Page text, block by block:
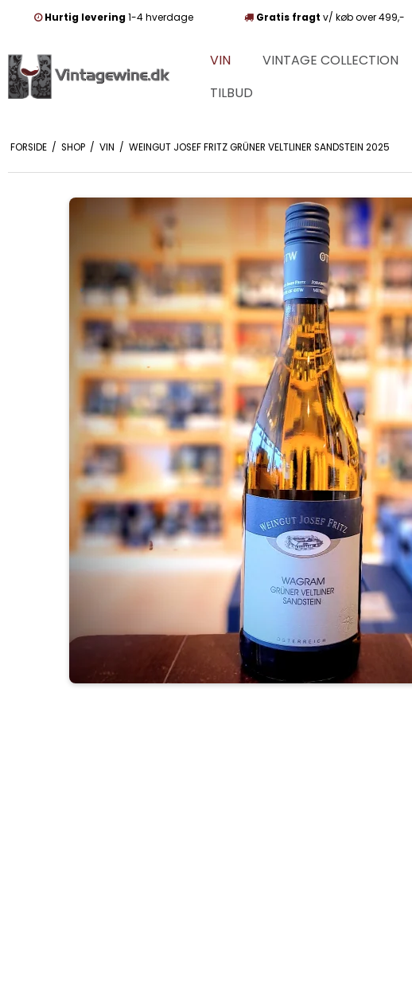
Hurtig levering1-4 hverdage Gratis fragt v/ køb over 499,-
VIN VINTAGE COLLECTION
TILBUD
FORSIDE / SHOP / VIN / WEINGUT JOSEF FRITZ GRÜNER VELTLINER SANDSTEIN 2025